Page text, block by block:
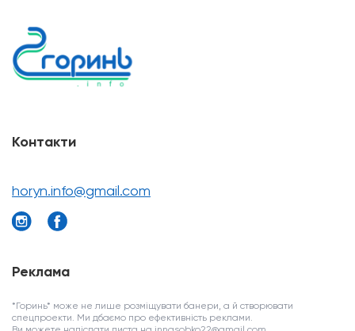
Контакти
horyn.info@gmail.com
Реклама
*Горинь* може не лише розміщувати банери, а й створювати
спецпроекти. Ми дбаємо про ефективність реклами.